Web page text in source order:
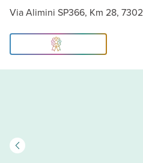
Via Alimini SP366, Km 28,